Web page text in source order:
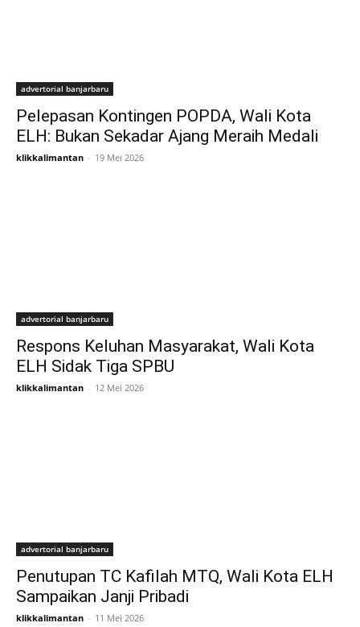
advertorial banjarbaru
Pelepasan Kontingen POPDA, Wali Kota
ELH: Bukan Sekadar Ajang Meraih Medali
klikkalimantan - 19 Mei 2026
advertorial banjarbaru
Respons Keluhan Masyarakat, Wali Kota
ELH Sidak Tiga SPBU
klikkalimantan - 12 Mei 2026
advertorial banjarbaru
Penutupan TC Kafilah MTQ, Wali Kota ELH
Sampaikan Janji Pribadi
klikkalimantan - 11 Mei 2026